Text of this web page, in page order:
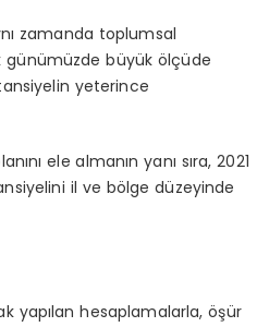
zamanda toplumsal
günümüzde büyük ölçüde
yeterince
ele almanın yanı sıra, 2021
il ve bölge düzeyinde
yapılan hesaplamalarla, öşür